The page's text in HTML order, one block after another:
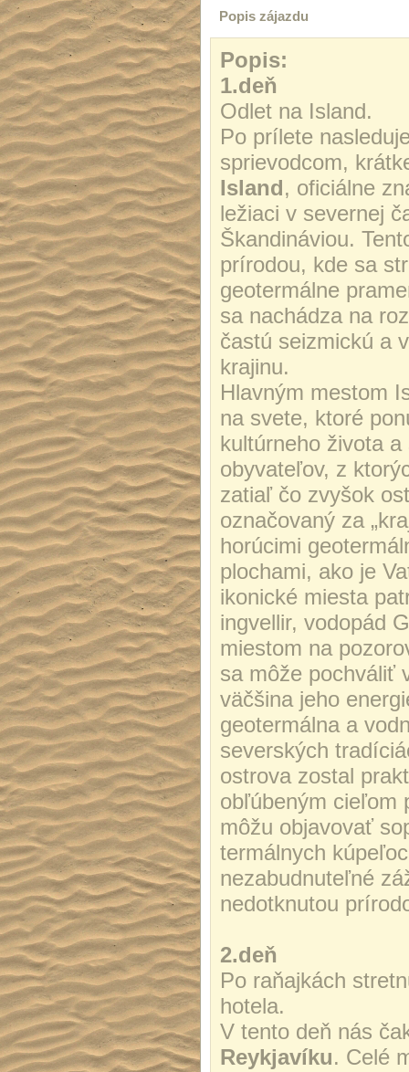
Popis zájazdu
Popis:
1.deň
Odlet na Island.
Po prílete
sprievodcom,
Island, oficiálne
ležiaci v severnej
Škandináviou.
prírodou, kde sa
geotermálne
sa nachádza na
častú seizmickú a
krajinu.
Hlavným mestom
na svete, ktoré
kultúrneho života
obyvateľov, z
zatiaľ čo zvyšok
označovaný za
horúcimi
plochami, ako je
ikonické miesta
ingvellir, vodopád
miestom na
sa môže pochváliť
väčšina jeho
geotermálna a
severských
ostrova zostal
obľúbeným cieľom
môžu objavovať
termálnych
nezabudnuteľné
nedotknutou
2.deň
Po raňajkách
hotela.
V tento deň nás
Reykjavíku. Celé